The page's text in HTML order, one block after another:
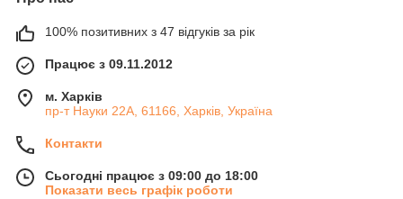
100% позитивних з 47 відгуків за рік
Працює з 09.11.2012
м. Харків
пр-т Науки 22А, 61166, Харків, Україна
Контакти
Сьогодні працює з 09:00 до 18:00
Показати весь графік роботи